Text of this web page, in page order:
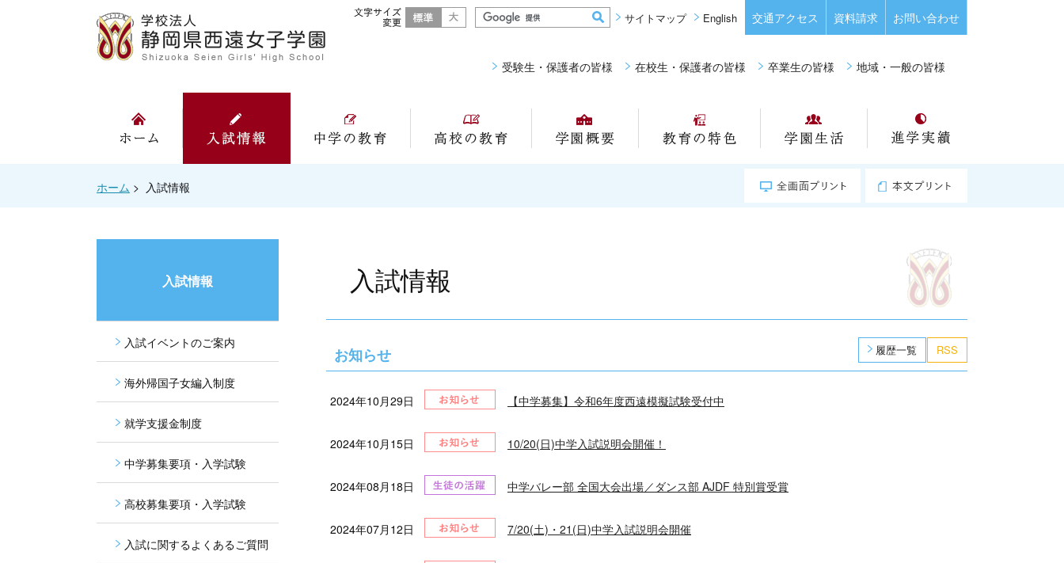
サイトマップ English 交通アクセス 資料請求 お問い合わせ
受験生・保護者の皆様 在校生・保護者の皆様 卒業生の皆様 地域・一般の皆様
ホーム > 入試情報
入試情報
お知らせ 履歴一覧 RSS
2024年10月29日 【中学募集】令和6年度西遠模擬試験受付中
2024年10月15日 10/20(日)中学入試説明会開催！
2024年08月18日 中学バレー部 全国大会出場／ダンス部 AJDF 特別賞受賞
2024年07月12日 7/20(土)・21(日)中学入試説明会開催
入試情報
入試イベントのご案内
海外帰国子女編入制度
就学支援金制度
中学募集要項・入学試験
高校募集要項・入学試験
入試に関するよくあるご質問